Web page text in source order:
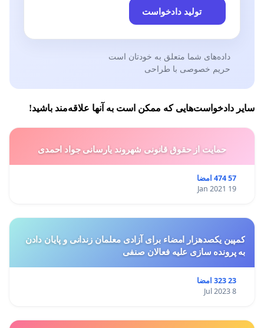
تولید دادخواست
داده‌های شما متعلق به خودتان است
حریم خصوصی با طراحی
سایر دادخواست‌هایی که ممکن است به آنها علاقه‌مند باشید!
حمایت از حقوق قانونی شهروند یارسانی جواد احمدی
57 474 امضا
19 Jan 2021
کمپین یکصدهزار امضاء برای آزادی معلمان زندانی و پایان دادن
به پرونده سازی علیه فعالان صنفی
23 323 امضا
8 Jul 2023